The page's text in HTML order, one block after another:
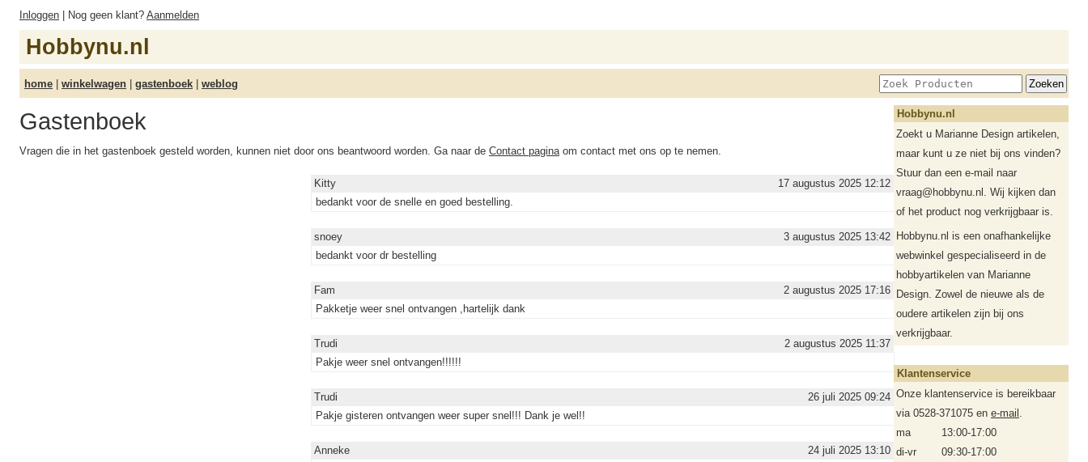
Inloggen | Nog geen klant? Aanmelden
Hobbynu.nl
home | winkelwagen | gastenboek | weblog
Gastenboek
Vragen die in het gastenboek gesteld worden, kunnen niet door ons beantwoord worden. Ga naar de Contact paginaom contact met ons op te nemen.
Kitty
17 augustus 2025 12:12
bedankt voor de snelle en goed bestelling.
snoey
3 augustus 2025 13:42
bedankt voor dr bestelling
Fam
2 augustus 2025 17:16
Pakketje weer snel ontvangen ,hartelijk dank
Trudi
2 augustus 2025 11:37
Pakje weer snel ontvangen!!!!!!
Trudi
26 juli 2025 09:24
Pakje gisteren ontvangen weer super snel!!! Dank je wel!!
Anneke
24 juli 2025 13:10
Hobbynu.nl
Zoekt u Marianne Design artikelen,
maar kunt u ze niet bij ons vinden?
Stuur dan een e-mail naar
vraag@hobbynu.nl. Wij kijken dan
of het product nog verkrijgbaar is.
Hobbynu.nl is een onafhankelijke
webwinkel gespecialiseerd in de
hobbyartikelen van Marianne
Design. Zowel de nieuwe als de
oudere artikelen zijn bij ons
verkrijgbaar.
Klantenservice
Onze klantenservice is bereikbaar
via 0528-371075 en e-mail .
ma
13:00-17:00
di-vr
09:30-17:00